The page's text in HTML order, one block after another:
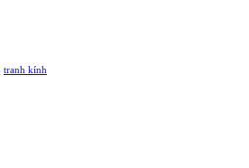
tranh kính